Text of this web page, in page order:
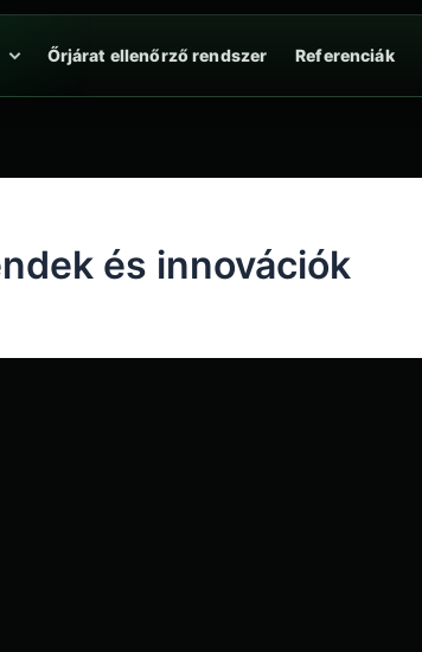
Őrjárat ellenőrző rendszer Referenciák
és innovációk